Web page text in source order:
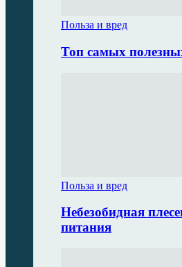
Польза и вред
Топ самых
Польза и вред
Небезобидная
питания